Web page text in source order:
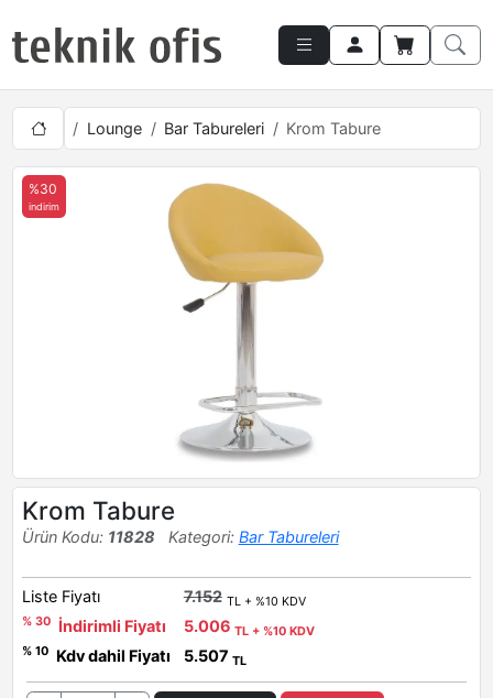
Lounge Bar Tabureleri Krom Tabure
%30
indirim
Krom Tabure
Ürün Kodu: 11828 Kategori: Bar Tabureleri
Liste Fiyatı 7.152 TL + %10 KDV
% 30
İndirimli Fiyatı 5.006 TL + %10 KDV
% 10
Kdv dahil Fiyatı 5.507 TL